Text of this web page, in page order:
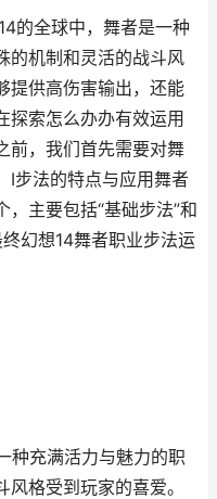
的全球中，舞者是一种
的机制和灵活的战斗风
提供高伤害输出，还能
探索怎么办办有效运用
前，我们首先需要对舞
I步法的特点与应用舞者
主要包括“基础步法”和
幻想14舞者职业步法运
种充满活力与魅力的职
格受到玩家的喜爱。